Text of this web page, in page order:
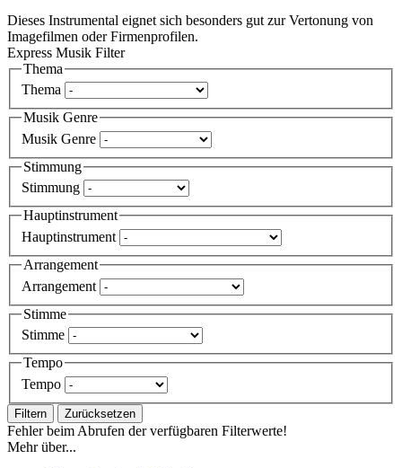
Dieses Instrumental eignet sich besonders gut zur Vertonung von
Imagefilmen oder Firmenprofilen.
Express Musik Filter
Thema
Thema
Musik Genre
Musik Genre
Stimmung
Stimmung
Hauptinstrument
Hauptinstrument
Arrangement
Arrangement
Stimme
Stimme
Tempo
Tempo
Filtern Zurücksetzen
Fehler beim Abrufen der verfügbaren Filterwerte!
Mehr über...